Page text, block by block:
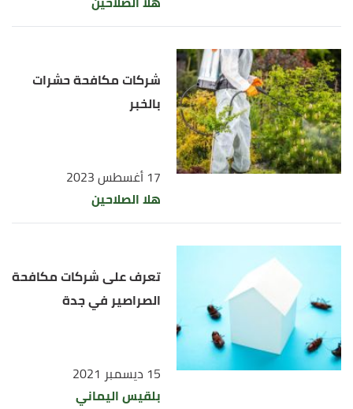
شركات مكافحة حشرات
بالخبر
17 أغسطس 2023
هلا الصلاحين
تعرف على شركات مكافحة
الصراصير في جدة
15 ديسمبر 2021
بلقيس اليماني